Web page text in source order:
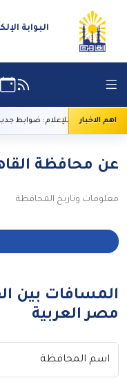
البوابة
اهم الاخبار
الأعلى للإعلام: ضوابط
عن محافظة
معلومات وتاريخ المحافظة
المسافات بين
مصر العربية